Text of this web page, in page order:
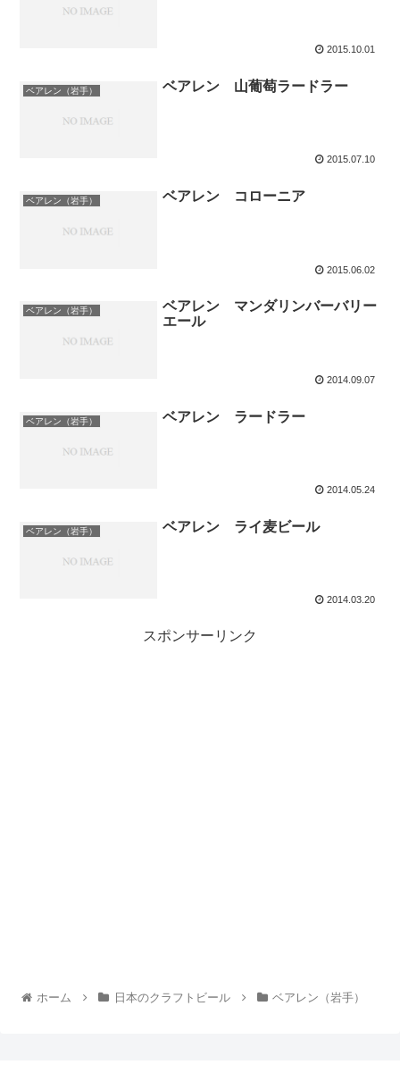
2015.10.01
ベアレン（岩手） ベアレン 山葡萄ラードラー
2015.07.10
ベアレン（岩手） ベアレン コローニア
2015.06.02
ベアレン（岩手）
ベアレン マンダリンバーバリー
エール
2014.09.07
ベアレン（岩手） ベアレン ラードラー
2014.05.24
ベアレン（岩手） ベアレン ライ麦ビール
2014.03.20
スポンサーリンク
ホーム 日本のクラフトビール ベアレン（岩手）